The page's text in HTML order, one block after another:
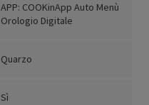
APP: COOKinApp Auto Menù
Orologio Digitale
Quarzo
Sì